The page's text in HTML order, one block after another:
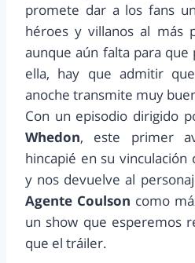
promete dar a los fans
héroes y villanos al más
aunque aún falta para
ella, hay que admitir
anoche transmite muy
Con un episodio dirigido
Whedon, este primer
hincapié en su vinculación
y nos devuelve al
Agente Coulson como
un show que esperemos
que el tráiler.